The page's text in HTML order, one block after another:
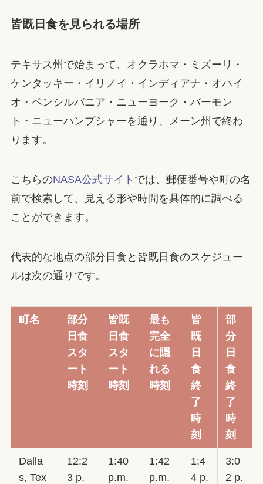
皆既日食を見られる場所
テキサス州で始まって、オクラホマ・ミズーリ・
ケンタッキー・イリノイ・インディアナ・オハイ
オ・ペンシルバニア・ニューヨーク・バーモン
ト・ニューハンプシャーを通り、メーン州で終わ
ります。
こちらのNASA公式サイト では、郵便番号や町の名
前で検索して、見える形や時間を具体的に調べる
ことができます。
代表的な地点の部分日食と皆既日食のスケジュー
ルは次の通りです。
町名
部分
日食
スタ
ート
時刻
皆既
日食
スタ
ート
時刻
最も
完全
に隠
れる
時刻
皆
既
日
食
終
了
時
刻
部
分
日
食
終
了
時
刻
Dalla
s, Tex
12:2
3 p.
1:40
p.m.
1:42
p.m.
1:4
4 p.
3:0
2 p.